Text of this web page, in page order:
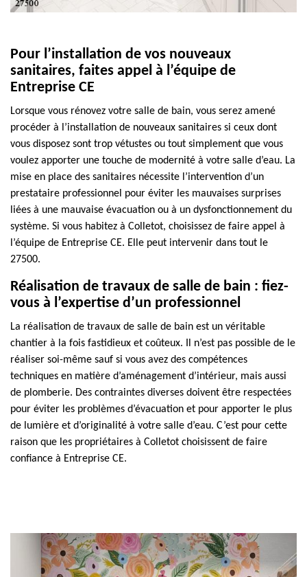
Pour l’installation de vos nouveaux
sanitaires, faites appel à l’équipe de
Entreprise CE
Lorsque vous rénovez votre salle de bain, vous serez amené
procéder à l’installation de nouveaux sanitaires si ceux dont
vous disposez sont trop vétustes ou tout simplement que vous
voulez apporter une touche de modernité à votre salle d’eau. La
mise en place des sanitaires nécessite l’intervention d’un
prestataire professionnel pour éviter les mauvaises surprises
liées à une mauvaise évacuation ou à un dysfonctionnement du
système. Si vous habitez à Colletot, choisissez de faire appel à
l’équipe de Entreprise CE. Elle peut intervenir dans tout le
27500.
Réalisation de travaux de salle de bain : fiez-
vous à l’expertise d’un professionnel
La réalisation de travaux de salle de bain est un véritable
chantier à la fois fastidieux et coûteux. Il n’est pas possible de le
réaliser soi-même sauf si vous avez des compétences
techniques en matière d’aménagement d’intérieur, mais aussi
de plomberie. Des contraintes diverses doivent être respectées
pour éviter les problèmes d’évacuation et pour apporter le plus
de lumière et d’originalité à votre salle d’eau. C’est pour cette
raison que les propriétaires à Colletot choisissent de faire
confiance à Entreprise CE.